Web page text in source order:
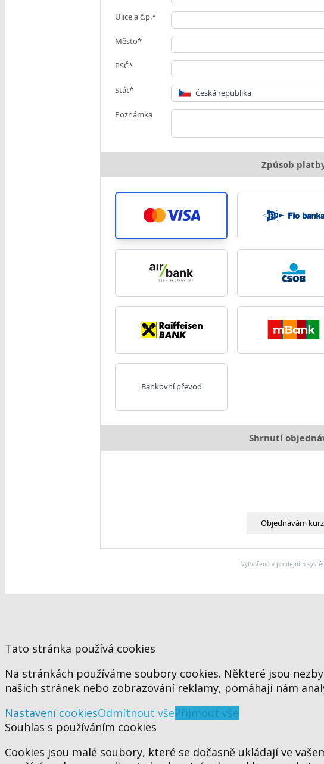
Ulice a č.p.*
Město*
PSČ*
Stát*
Česká republika
Poznámka
Způsob
Bankovní převod
Shrnutí
Objednávám
Vytvořeno v prodejním
Tato stránka používá cookies
Na stránkách používáme soubory cookies. Některé jsou
našich stránek nebo zobrazování reklamy, pomáhají nám
Nastavení cookiesOdmítnout všePřijmout vše
Souhlas s používáním cookies
Cookies jsou malé soubory, které se dočasně ukládají ve